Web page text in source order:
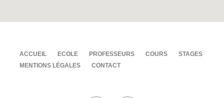
ACCUEIL ECOLE PROFESSEURS COURS
STAGES
MENTIONS LÉGALES
CONTACT